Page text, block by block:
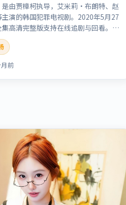
是由贾樟柯执导，艾米莉·布朗特、赵
演的韩国犯罪电视剧。2020年5月27
集高清完整版支持在线追剧与回看。剧
焦案件与人性灰色地带，张力十足，兼
剧冲突。本片适合检索「南港列车」
犯罪」「韩国」「2020」「2020-05-
键词的影迷阅读简介与主创信息。
前